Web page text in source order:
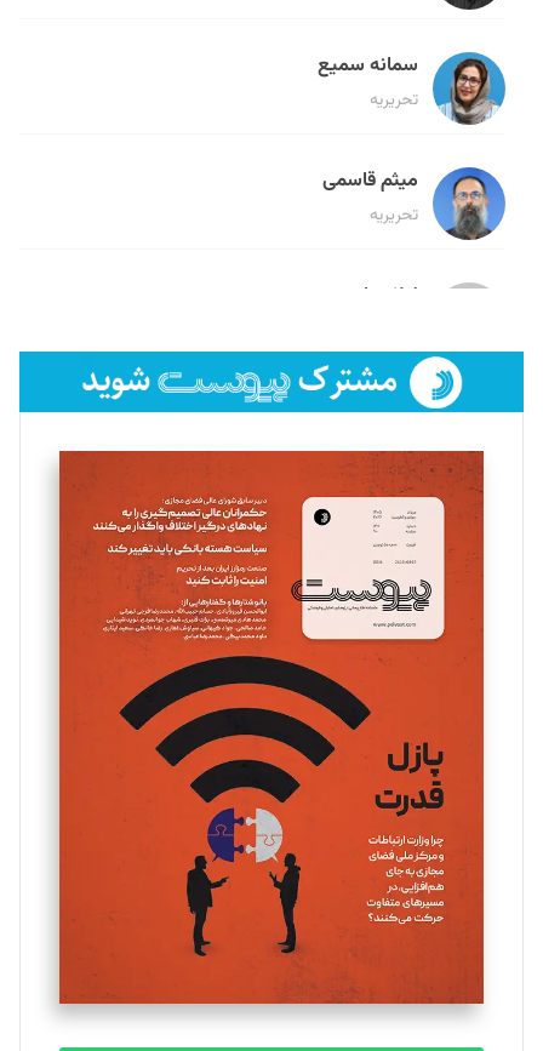
سمانه سمیع
تحریریه
میثم قاسمی
تحریریه
لیلا حنارود
فائزه فتحی رستمی
تحریریه
سروش کرمیان
تحریریه
مینا پاکدل
یسنا امان‌پور
تحریریه
ملینا جعفری
تحریریه
مصطفی مسجدی آرانی
تحریریه